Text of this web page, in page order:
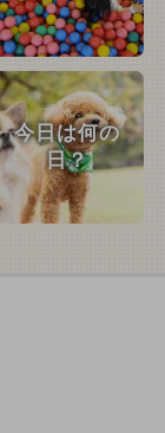
今日は何の
日？